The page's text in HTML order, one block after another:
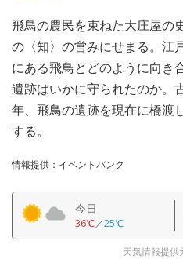
飛鳥の農民を束ねた大庄屋の
の〈知〉の営みにせまる。江
にある飛鳥とどのように向き
遺跡はいかに守られたのか。
年、飛鳥の遺跡を現在に橋渡
する。
情報提供：イベントバンク
今日
36℃／25℃
天気情報提供